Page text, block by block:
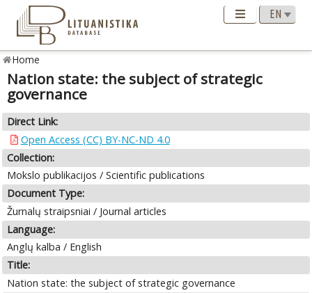
Home
Nation state: the subject of strategic
governance
Direct Link:
Open Access (CC) BY-NC-ND 4.0
Collection:
Mokslo publikacijos / Scientific publications
Document Type:
Žurnalų straipsniai / Journal articles
Language:
Anglų kalba / English
Title:
Nation state: the subject of strategic governance